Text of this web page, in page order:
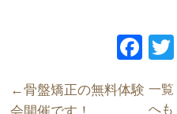
F
c
骨盤矯正の無料体験 一覧
へも